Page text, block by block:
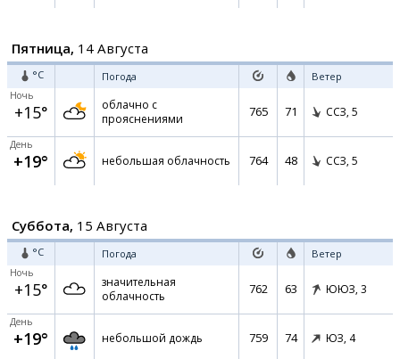
Пятница, 14 Августа
°C Погода Ветер
Ночь
+15°
облачно с
прояснениями
765 71 ССЗ, 5
День
+19° небольшая облачность 764 48 ССЗ, 5
Суббота, 15 Августа
°C Погода Ветер
Ночь
+15°
значительная
облачность
762 63 ЮЮЗ, 3
День
+19° небольшой дождь 759 74 ЮЗ, 4